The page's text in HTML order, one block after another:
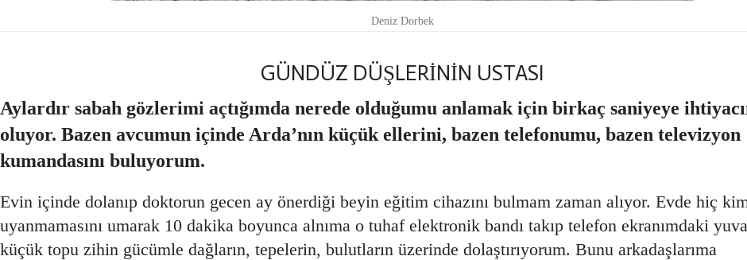
Deniz Dorbek
GÜNDÜZ DÜŞLERİNİN USTASI
Aylardır sabah gözlerimi açtığımda nerede olduğumu anlamak için birkaç saniyeye
oluyor. Bazen avcumun içinde Arda’nın küçük ellerini, bazen telefonumu, bazen televizyon
kumandasını buluyorum.
Evin içinde dolanıp doktorun gecen ay önerdiği beyin eğitim cihazını bulmam zaman alıyor. Evde hiç
uyanmamasını umarak 10 dakika boyunca alnıma o tuhaf elektronik bandı takıp telefon ekranımdaki
küçük topu zihin gücümle dağların, tepelerin, bulutların üzerinde dolaştırıyorum. Bunu arkadaşlarıma